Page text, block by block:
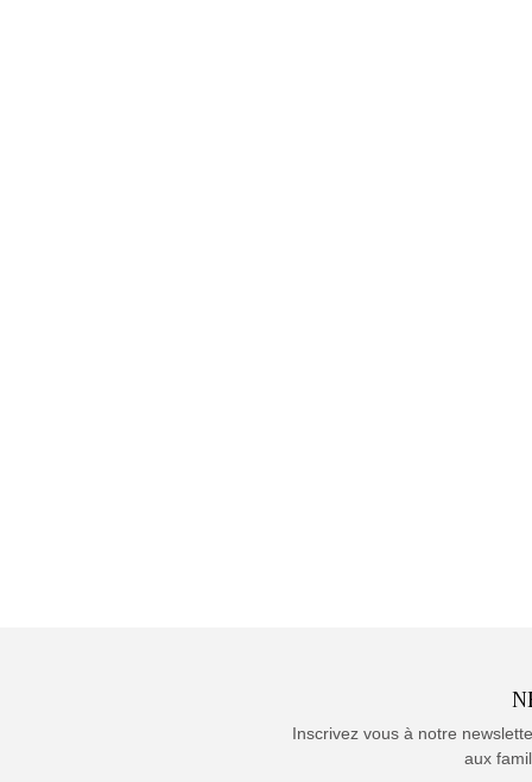
Inscrivez vous à notre
aux